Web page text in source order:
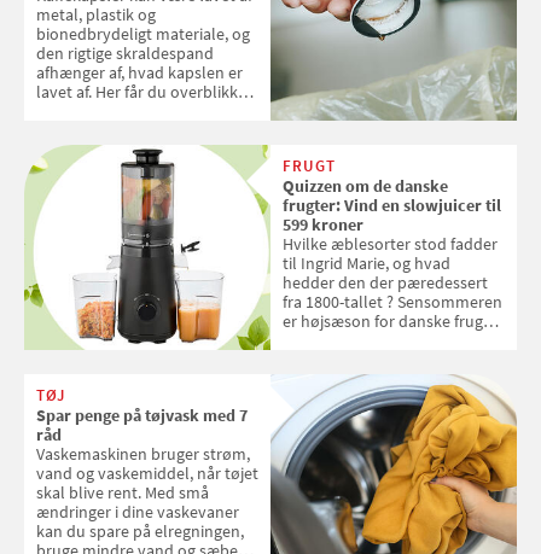
metal, plastik og
bionedbrydeligt materiale, og
den rigtige skraldespand
afhænger af, hvad kapslen er
lavet af. Her får du overblikket
FRUGT
Quizzen om de danske
frugter: Vind en slowjuicer til
599 kroner
Hvilke æblesorter stod fadder
til Ingrid Marie, og hvad
hedder den der pæredessert
fra 1800-tallet ? Sensommeren
er højsæson for danske fruger,
favoritter. Det fejrer Samvirke
med en quiz om alt det danske
frugt, vi elsker. Konkurrencen
slutter fredag d. 18. september
2026
TØJ
Spar penge på tøjvask med 7
råd
Vaskemaskinen bruger strøm,
vand og vaskemiddel, når tøjet
skal blive rent. Med små
ændringer i dine vaskevaner
kan du spare på elregningen,